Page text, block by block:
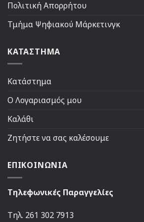
Πολιτική Απορρήτου
Τμήμα Ψηφιακού Μάρκετινγκ
ΚΑΤΑΣΤΗΜΑ
Κατάστημα
Ο Λογαριασμός μου
Καλάθι
Ζητήστε να σας καλέσουμε
ΕΠΙΚΟΙΝΩΝΙΑ
Τηλεφωνικές Παραγγελίες
Τηλ. 261 302 7913